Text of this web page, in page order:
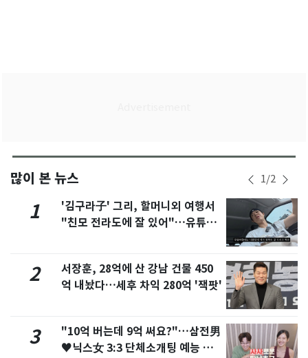
많이 본 뉴스 1/2
1
'김구라子' 그리, 할머니외 여행서
"친모 전라도에 잘 있어"…유튜브
2
서장훈, 28억에 산 강남 건물 450
억 내놨다…세후 차익 280억 '잭팟'
3
"10억 버는데 9억 써요?"…삼전男
♥닉스女 3:3 단체소개팅 예능 화